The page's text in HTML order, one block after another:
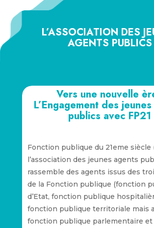
L’ASSOCIATION DES
AGENTS PUBLICS
Vers une nouvelle
L’Engagement des
publics avec FP21
Fonction publique du 21eme siècle
l’association des jeunes agents
rassemble des agents issus des
de la Fonction publique (fonction
d’Etat, fonction publique
fonction publique territoriale mais
fonction publique parlementaire et